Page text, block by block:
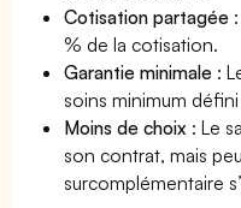
Cotisation partagée
% de la cotisation.
Garantie minimale :
soins minimum
Moins de choix : Le
son contrat, mais
surcomplémentaire